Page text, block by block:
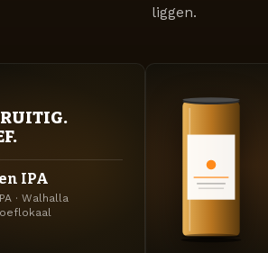
liggen.
IPA
· Walhalla